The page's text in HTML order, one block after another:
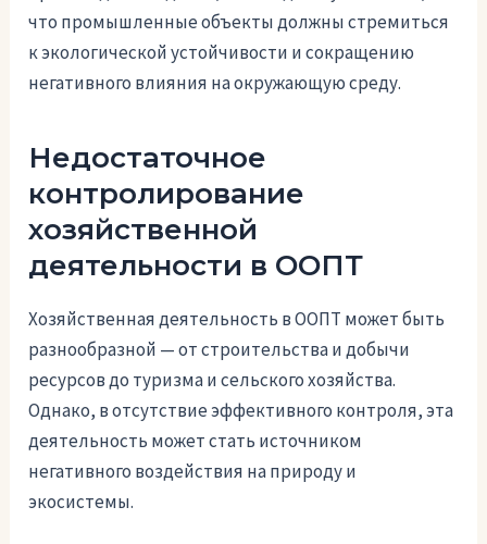
что промышленные объекты должны стремиться
к экологической устойчивости и сокращению
негативного влияния на окружающую среду.
Недостаточное
контролирование
хозяйственной
деятельности в ООПТ
Хозяйственная деятельность в ООПТ может быть
разнообразной — от строительства и добычи
ресурсов до туризма и сельского хозяйства.
Однако, в отсутствие эффективного контроля, эта
деятельность может стать источником
негативного воздействия на природу и
экосистемы.